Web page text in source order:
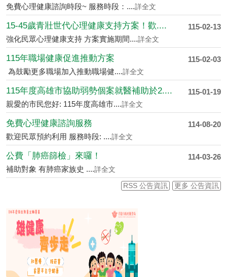
免費心理健康諮詢時段~ 服務時段：....詳全文
115-02-13
15-45歲青壯世代心理健康支持方案！歡....
強化民眾心理健康支持 方案實施期間....詳全文
115-02-03
115年職場健康促進推動方案
為鼓勵更多職場加入推動職場健....詳全文
115-01-19
115年度高雄市協助弱勢個案就醫補助於2....
親愛的市民您好: 115年度高雄市....詳全文
114-08-20
免費心理健康諮詢服務
歡迎民眾預約利用 服務時段: ....詳全文
114-03-26
公費「肺癌篩檢」來囉！
補助對象 有肺癌家族史 ....詳全文
RSS 公告資訊 更多 公告資訊